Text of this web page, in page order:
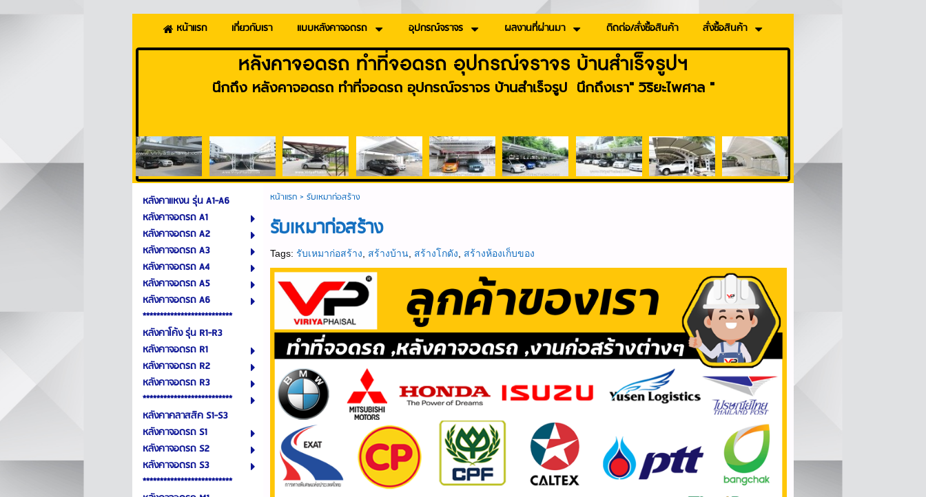
หน้าแรก เกี่ยวกับเรา แบบหลังคาจอดรถ อุปกรณ์จราจร ผลงานที่ผ่านมา ติดต่อ/สั่งซื้อสินค้า สั่งซื้อสินค้า
หลังคาจอดรถ ทำที่จอดรถ อุปกรณ์จราจร บ้านสำเร็จรูปฯ
นึกถึง หลังคาจอดรถ ทำที่จอดรถ อุปกรณ์จราจร บ้านสำเร็จรูป นึกถึงเรา" วิริยะไพศาล "
หลังคาแหงน รุ่น A1-A6
หลังคาจอดรถ A1
หลังคาจอดรถ A2
หลังคาจอดรถ A3
หลังคาจอดรถ A4
หลังคาจอดรถ A5
หลังคาจอดรถ A6
**************************
หลังคาโค้ง รุ่น R1-R3
หลังคาจอดรถ R1
หลังคาจอดรถ R2
หลังคาจอดรถ R3
**************************
หลังคาคลาสสิค S1-S3
หลังคาจอดรถ S1
หลังคาจอดรถ S2
หลังคาจอดรถ S3
**************************
หน้าแรก> รับเหมาก่อสร้าง
รับเหมาก่อสร้าง
Tags:รับเหมาก่อสร้าง สร้างบ้าน สร้างโกดัง สร้างห้องเก็บของ